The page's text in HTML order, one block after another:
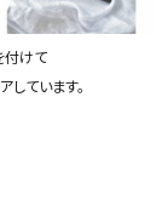
けて
ています。